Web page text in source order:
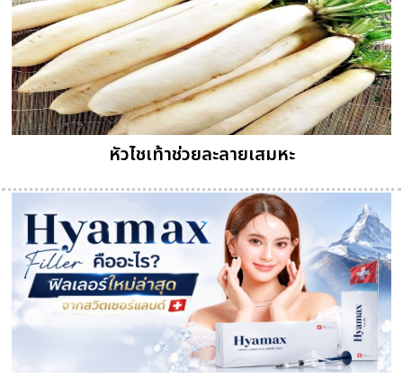
หัวไชเท้าช่วยละลายเสมหะ